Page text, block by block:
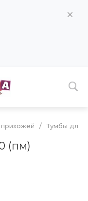
/ Тумбы для
(пм)